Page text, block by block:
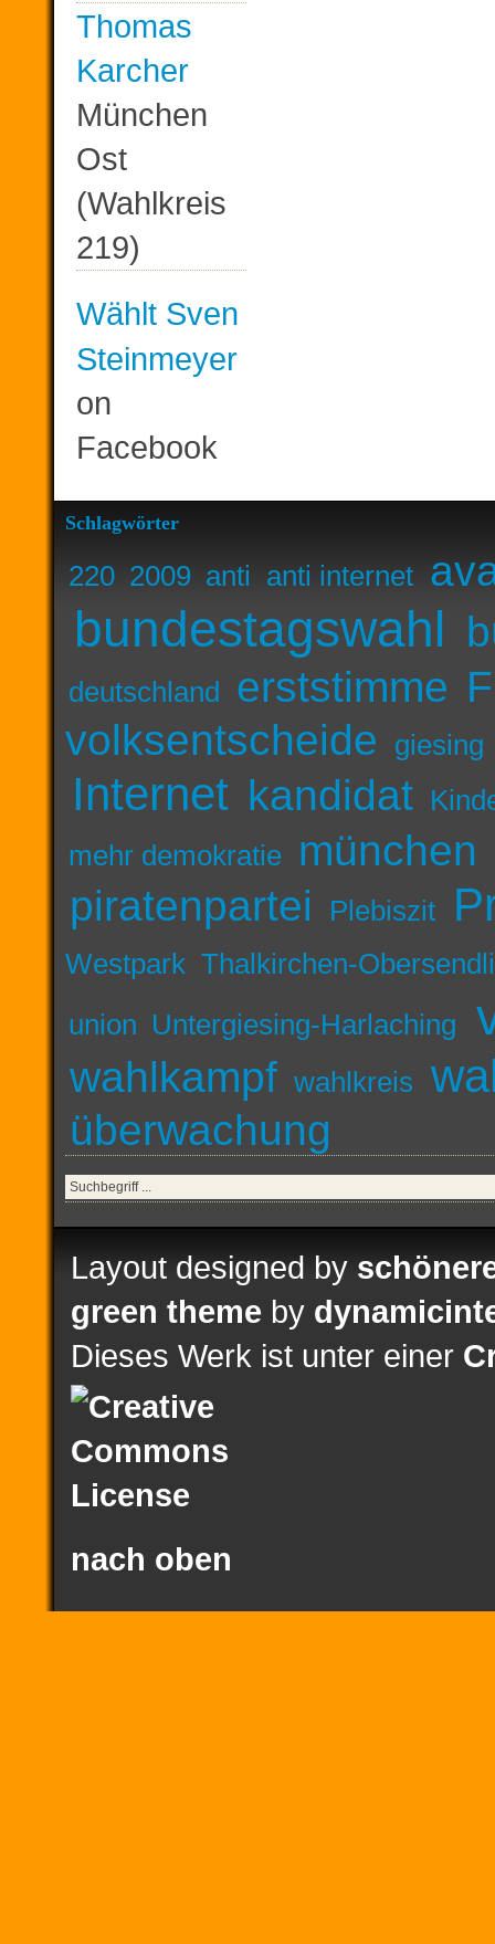
Thomas
Karcher
München
Ost
(Wahlkreis
219)
Wählt Sven
Steinmeyer
on
Facebook
Schlagwörter
220 2009 anti anti internet
bundestagswahl
deutschland erststimme
volksentscheide giesing
Internet kandidat
mehr demokratie münchen
piratenpartei Plebiszit
Westpark Thalkirchen-
union Untergiesing-Harlaching
wahlkampf wahlkreis
überwachung
Layout designed by
green theme by
Dieses Werk ist unter einer
nach oben